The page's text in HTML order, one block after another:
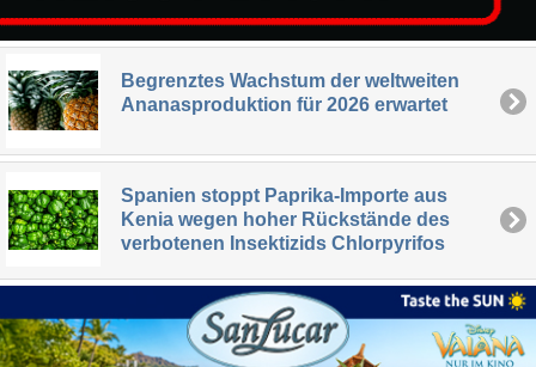
Begrenztes Wachstum der weltweiten
Ananasproduktion für 2026 erwartet
Spanien stoppt Paprika-Importe aus
Kenia wegen hoher Rückstände des
verbotenen Insektizids Chlorpyrifos